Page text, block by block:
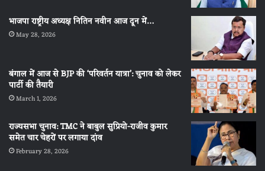
भाजपा राष्ट्रीय अध्यक्ष नितिन नवीन आज दून में…
May 28, 2026
बंगाल में आज से BJP की ‘परिवर्तन यात्रा’: चुनाव को लेकर
पार्टी की तैयारी
March 1, 2026
राज्यसभा चुनाव: TMC ने बाबुल सुप्रियो-राजीव कुमार
समेत चार चेहरों पर लगाया दांव
February 28, 2026